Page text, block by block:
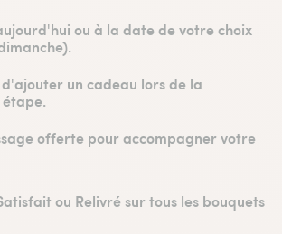
ou à la date de votre choix
un cadeau lors de la
offerte pour accompagner votre
ou Relivré sur tous les bouquets